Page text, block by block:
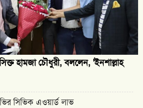
হামজা চৌধুরী, বললেন, 'ইনশাল্লাহ
সিভিক এওয়ার্ড লাভ